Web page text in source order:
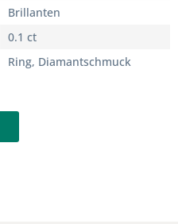
Brillanten
0.1 ct
Ring, Diamantschmuck